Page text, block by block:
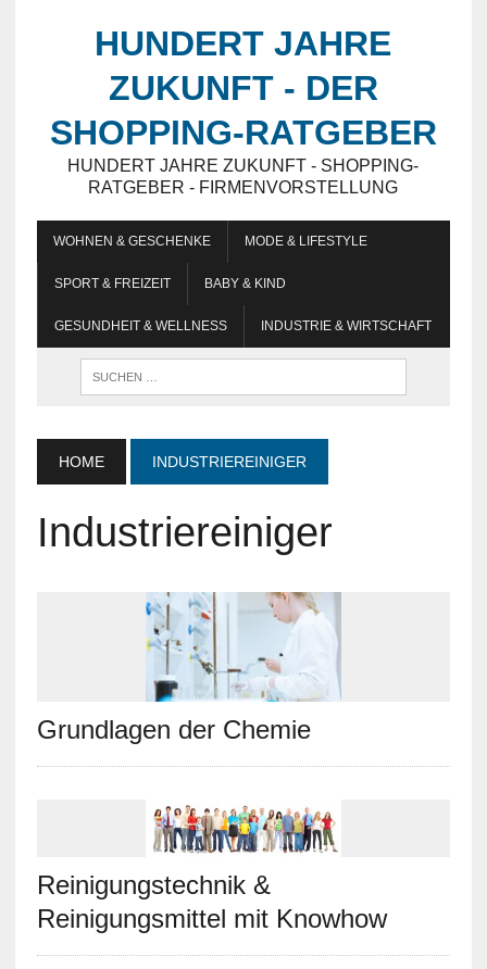
HUNDERT JAHRE
ZUKUNFT - DER
SHOPPING-RATGEBER
HUNDERT JAHRE ZUKUNFT - SHOPPING-
RATGEBER - FIRMENVORSTELLUNG
WOHNEN & GESCHENKE MODE & LIFESTYLE
SPORT & FREIZEIT BABY & KIND
GESUNDHEIT & WELLNESS INDUSTRIE & WIRTSCHAFT
HOME INDUSTRIEREINIGER
Industriereiniger
Grundlagen der Chemie
Reinigungstechnik &
Reinigungsmittel mit Knowhow